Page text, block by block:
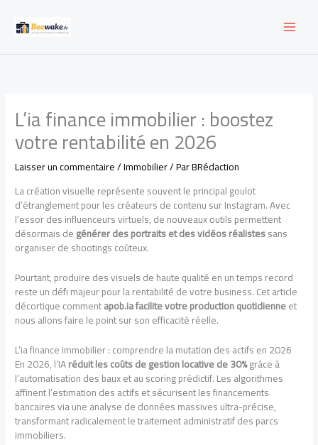
contenu
L’ia finance immobilier : boostez
votre rentabilité en 2026
Laisser un commentaire/Immobilier/ ParBRédaction
La création visuelle représente souvent le principal goulot
d’étranglement pour les créateurs de contenu sur Instagram. Avec
l’essor des influenceurs virtuels, de nouveaux outils permettent
désormais degénérer des portraits et des vidéos réalistessans
organiser de shootings coûteux.
Pourtant, produire des visuels de haute qualité en un temps record
reste un défi majeur pour la rentabilité de votre business. Cet article
décortique commentapob.ia facilite votre production quotidienneet
nous allons faire le point sur son efficacité réelle.
L’ia finance immobilier : comprendre la mutation des actifs en 2026
En 2026, l’IAréduit les coûts de gestion locative de 30%grâce à
l’automatisation des baux et au scoring prédictif. Les algorithmes
affinent l’estimation des actifs et sécurisent les financements
bancaires via une analyse de données massives ultra-précise,
transformant radicalement le traitement administratif des parcs
immobiliers.